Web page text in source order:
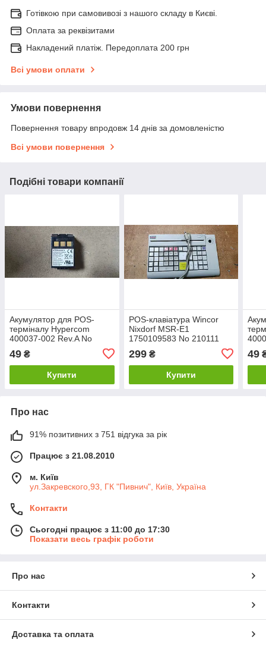
Готівкою при самовивозі з нашого складу в Києві.
Оплата за реквізитами
Накладений платіж. Передоплата 200 грн
Всі умови оплати
Умови повернення
Повернення товару впродовж 14 днів за домовленістю
Всі умови повернення
Подібні товари компанії
Акумулятор для POS-
терміналу Hypercom
400037-002 Rev.A No
49 ₴
Купити
POS-клавіатура Wincor
Nixdorf MSR-E1
1750109583 No 210111
299₴
Купити
49
Про нас
91% позитивних з 751 відгука за рік
Працює з 21.08.2010
м. Київ
ул.Закревского,93, ГК "Пивнич", Київ, Україна
Контакти
Сьогодні працює з 11:00 до 17:30
Показати весь графік роботи
Про нас
Контакти
Доставка та оплата